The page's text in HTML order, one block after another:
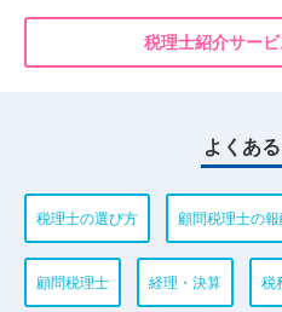
税理士紹介サー
よくあ
税理士の選び方 顧問税理士の
顧問税理士 経理・決算 税